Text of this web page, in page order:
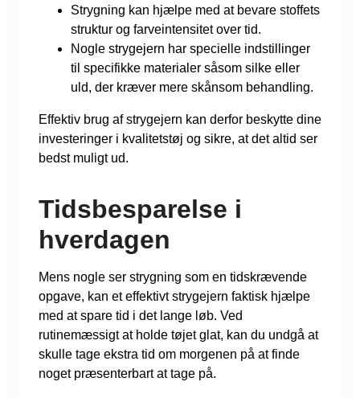
Strygning kan hjælpe med at bevare stoffets
struktur og farveintensitet over tid.
Nogle strygejern har specielle indstillinger
til specifikke materialer såsom silke eller
uld, der kræver mere skånsom behandling.
Effektiv brug af strygejern kan derfor beskytte dine
investeringer i kvalitetstøj og sikre, at det altid ser
bedst muligt ud.
Tidsbesparelse i
hverdagen
Mens nogle ser strygning som en tidskrævende
opgave, kan et effektivt strygejern faktisk hjælpe
med at spare tid i det lange løb. Ved
rutinemæssigt at holde tøjet glat, kan du undgå at
skulle tage ekstra tid om morgenen på at finde
noget præsenterbart at tage på.